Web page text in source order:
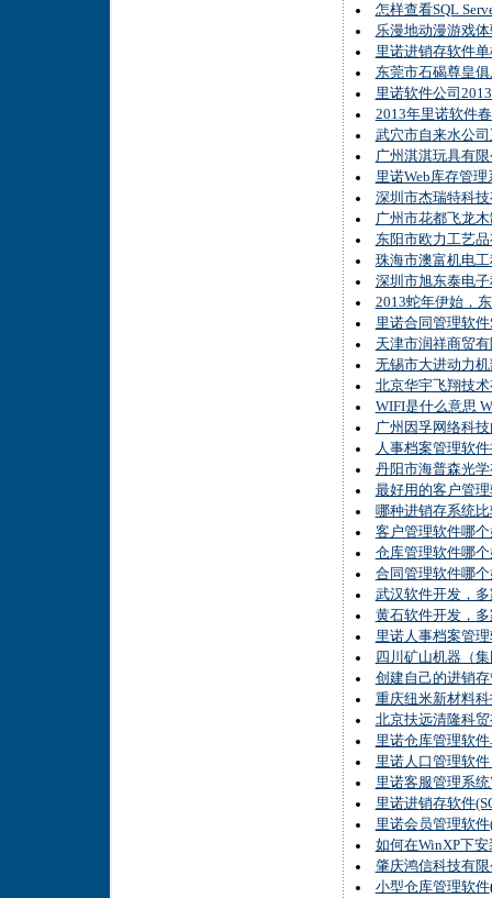
怎样查看SQL
乐漫地动漫游戏
里诺进销存软件
东莞市石碣尊皇
里诺软件公司
2013年里诺软件
武穴市自来水公
广州淇淇玩具有
里诺Web库存管
深圳市杰瑞特科
广州市花都飞龙
东阳市欧力工艺
珠海市澳富机电
深圳市旭东泰电
2013蛇年伊始，
里诺合同管理软
天津市润祥商贸
无锡市大进动力
北京华宇飞翔技
WIFI是什么意思
广州因孚网络科
人事档案管理软
丹阳市海普森光
最好用的客户管
哪种进销存系统
客户管理软件哪
仓库管理软件哪
合同管理软件哪
武汉软件开发，
黄石软件开发，
里诺人事档案管
四川矿山机器（
创建自己的进销
重庆纽米新材料
北京扶远清隆科
里诺仓库管理软
里诺人口管理软
里诺客服管理系
里诺进销存软件
里诺会员管理软
如何在WinXP下
肇庆鸿信科技有
小型仓库管理软件